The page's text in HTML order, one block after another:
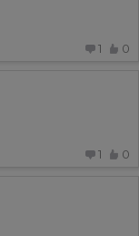
1 0
1 0